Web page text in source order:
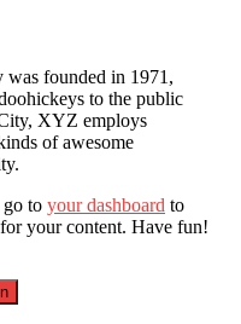
founded in 1971,
to the public
XYZ employs
of awesome
go to your dashboard to
your content. Have fun!